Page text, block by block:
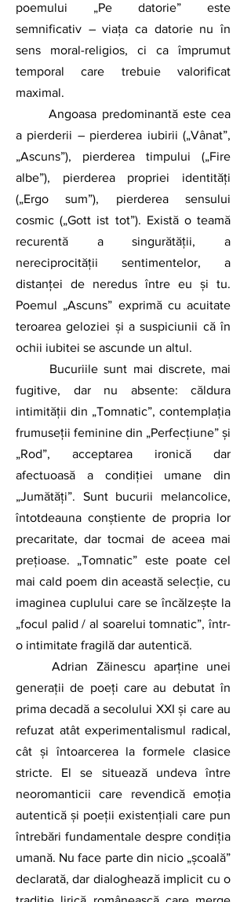
poemului „Pe datorie” este
semnificativ – viața ca datorie nu în
sens moral-religios, ci ca împrumut
temporal care trebuie valorificat
maximal.
	Angoasa predominantă este cea
a pierderii – pierderea iubirii („Vânat”,
„Ascuns”), pierderea timpului („Fire
albe”), pierderea propriei identități
(„Ergo sum”), pierderea sensului
cosmic („Gott ist tot”). Există o teamă
recurentă a singurătății, a
nereciprocității sentimentelor, a
distanței de neredus între eu și tu.
Poemul „Ascuns” exprimă cu acuitate
teroarea geloziei și a suspiciunii că în
ochii iubitei se ascunde un altul.
fugitive, dar nu absente: căldura
intimității din „Tomnatic”, contemplația
frumuseții feminine din „Perfecțiune” și
„Rod”, acceptarea ironică dar
afectuoasă a condiției umane din
„Jumătăți”. Sunt bucurii melancolice,
întotdeauna conștiente de propria lor
precaritate, dar tocmai de aceea mai
prețioase. „Tomnatic” este poate cel
mai cald poem din această selecție, cu
imaginea cuplului care se încălzește la
„focul palid / al soarelui tomnatic”, într-
o intimitate fragilă dar autentică.
	Adrian Zăinescu aparține unei
generații de poeți care au debutat în
prima decadă a secolului XXI și care au
refuzat atât experimentalismul radical,
cât și întoarcerea la formele clasice
stricte. El se situează undeva între
neoromanticii care revendică emoția
autentică și poeții existențiali care pun
întrebări fundamentale despre condiția
umană. Nu face parte din nicio „școală”
declarată, dar dialoghează implicit cu o